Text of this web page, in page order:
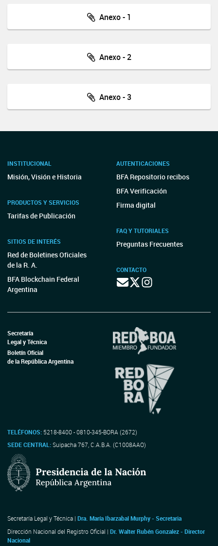
Anexo - 1
Anexo - 2
Anexo - 3
INSTITUCIONAL
Misión, Visión e Historia
PRODUCTOS Y SERVICIOS
Tarifas de Publicación
SITIOS DE INTERÉS
Red de Boletines Oficiales
de la R. A.
BFA Blockchain Federal
Argentina
AUTENTICACIONES
BFA Repositorio recibos
BFA Verificación
Firma digital
FAQ Y TUTORIALES
Preguntas Frecuentes
CONTACTO
Secretaría
Legal y Técnica
Boletín Oficial
de la República Argentina
TELÉFONOS: 5218-8400 - 0810-345-BORA (2672)
SEDE CENTRAL:Suipacha 767, C.A.B.A. (C1008AAO)
Secretaría Legal y Técnica | Dra. María Ibarzabal Murphy - Secretaria
Dirección Nacional del Registro Oficial | Dr. Walter Rubén Gonzalez - Director
Nacional